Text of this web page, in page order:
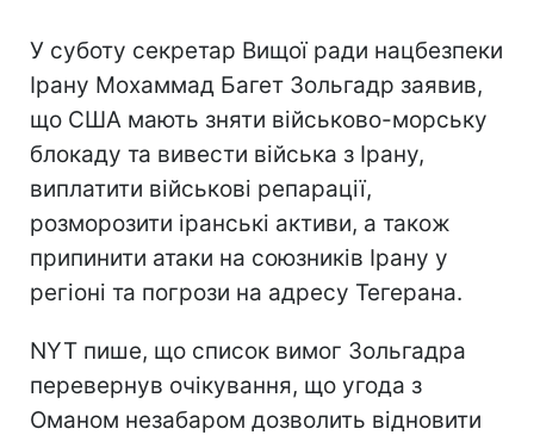
У суботу секретар Вищої ради нацбезпеки
Ірану Мохаммад Багет Зольгадр заявив,
що США мають зняти військово-морську
блокаду та вивести війська з Ірану,
виплатити військові репарації,
розморозити іранські активи, а також
припинити атаки на союзників Ірану у
регіоні та погрози на адресу Тегерана.
NYT пише, що список вимог Зольгадра
перевернув очікування, що угода з
Оманом незабаром дозволить відновити